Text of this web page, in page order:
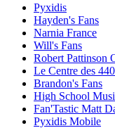
Pyxidis
Hayden's Fans
Narnia France
Will's Fans
Robert Pattinson
Le Centre des
Brandon's Fans
High School
Fan'Tastic Matt
Pyxidis Mobile